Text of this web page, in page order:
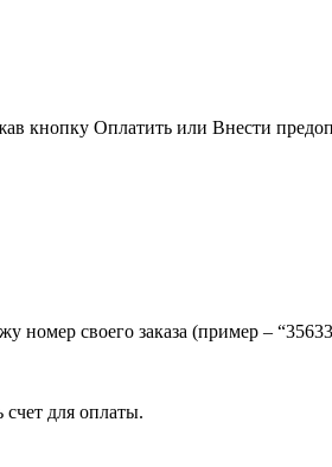
или Внести предоплату,
номер своего заказа (пример –
счет для оплаты.